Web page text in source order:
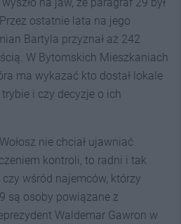
ostatnie lata na jego
Bartyla przyznał aż 242
W Bytomskich Mieszkaniach
ma wykazać kto dostał lokale
i czy decyzje o ich
nie chciał ujawniać
kontroli, to radni i tak
wśród najemców, którzy
są osoby powiązane z
Waldemar Gawron w